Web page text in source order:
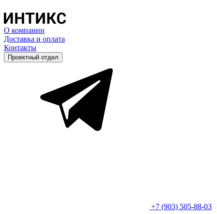
О компании
Доставка и оплата
Контакты
Проектный отдел
+7 (903) 505-88-03